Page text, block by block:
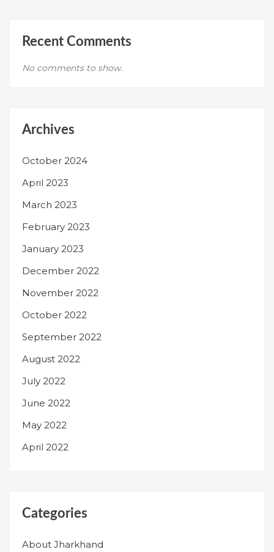
Recent Comments
No comments to show.
Archives
October 2024
April 2023
March 2023
February 2023
January 2023
December 2022
November 2022
October 2022
September 2022
August 2022
July 2022
June 2022
May 2022
April 2022
Categories
About Jharkhand